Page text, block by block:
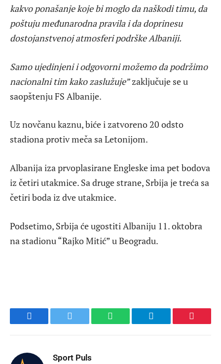
kakvo ponašanje koje bi moglo da naškodi timu, da
poštuju međunarodna pravila i da doprinesu
dostojanstvenoj atmosferi podrške Albaniji.
Samo ujedinjeni i odgovorni možemo da podržimo
nacionalni tim kako zaslužuje”zaključuje se u
saopštenju FS Albanije.
Uz novčanu kaznu, biće i zatvoreno 20 odsto
stadiona protiv meča sa Letonijom.
Albanija iza prvoplasirane Engleske ima pet bodova
iz četiri utakmice. Sa druge strane, Srbija je treća sa
četiri boda iz dve utakmice.
Podsetimo, Srbija će ugostiti Albaniju 11. oktobra
na stadionu “Rajko Mitić” u Beogradu.
Facebook Twitter WhatsApp Telegram
Sport Puls